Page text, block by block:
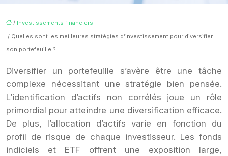
/ Investissements financiers
/ Quelles sont les meilleures stratégies d’investissement pour diversifier
son portefeuille ?
Diversifier un portefeuille s’avère être une tâche
complexe nécessitant une stratégie bien pensée.
L’identification d’actifs non corrélés joue un rôle
primordial pour atteindre une diversification efficace.
De plus, l’allocation d’actifs varie en fonction du
profil de risque de chaque investisseur. Les fonds
indiciels et ETF offrent une exposition large,